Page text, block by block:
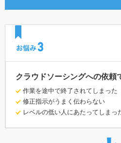
クラウドソーシングへの依頼
作業を途中で終了されてしまった
修正指示がうまく伝わらない
レベルの低い人にあたってしまっ